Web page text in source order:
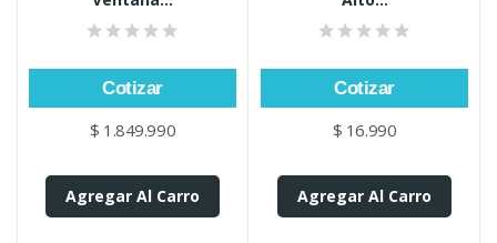
Cotizar
$ 1.849.990
Agregar Al Carro
Cotizar
$ 16.990
Agregar Al Carro